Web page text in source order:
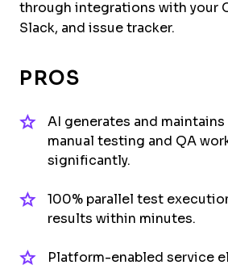
through integrations with your
Slack, and issue tracker.
PROS
AI generates and
manual testing and QA
significantly.
100% parallel test
results within minutes.
Platform-enabled service